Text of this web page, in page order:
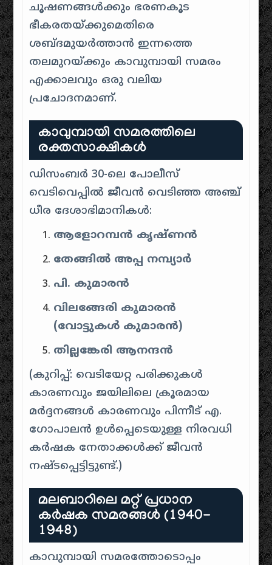
ചൂഷണങ്ങൾക്കും ഭരണകൂട
ഭീകരതയ്ക്കുമെതിരെ
ശബ്ദമുയർത്താൻ ഇന്നത്തെ
തലമുറയ്ക്കും കാവുമ്പായി സമരം
എക്കാലവും ഒരു വലിയ
പ്രചോദനമാണ്.
കാവുമ്പായി സമരത്തിലെ
രക്തസാക്ഷികൾ
ഡിസംബർ 30-ലെ പോലീസ്
വെടിവെപ്പിൽ ജീവൻ വെടിഞ്ഞ അഞ്ച്
ധീര ദേശാഭിമാനികൾ:
ആളോറമ്പൻ കൃഷ്ണൻ
തേങ്ങിൽ അപ്പ നമ്പ്യാർ
പി. കുമാരൻ
വിലങ്ങേരി കുമാരൻ
(വോട്ടുകൾ കുമാരൻ)
തില്ലങ്കേരി ആനന്ദൻ
(കുറിപ്പ്: വെടിയേറ്റ പരിക്കുകൾ
കാരണവും ജയിലിലെ ക്രൂരമായ
മർദ്ദനങ്ങൾ കാരണവും പിന്നീട് എ.
ഗോപാലൻ ഉൾപ്പെടെയുള്ള നിരവധി
കർഷക നേതാക്കൾക്ക് ജീവൻ
നഷ്ടപ്പെട്ടിട്ടുണ്ട്.)
മലബാറിലെ മറ്റ് പ്രധാന
കർഷക സമരങ്ങൾ (1940-
1948)
കാവുമ്പായി സമരത്തോടൊപ്പം